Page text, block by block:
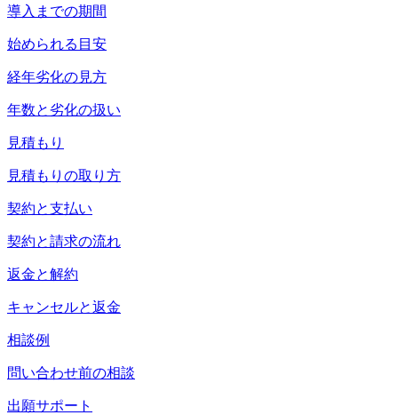
導入までの期間
始められる目安
経年劣化の見方
年数と劣化の扱い
見積もり
見積もりの取り方
契約と支払い
契約と請求の流れ
返金と解約
キャンセルと返金
相談例
問い合わせ前の相談
出願サポート